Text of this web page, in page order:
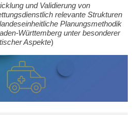
und Validierung von
relevante Strukturen
Planungsmethodik
Württemberg unter besonderer
Aspekte)